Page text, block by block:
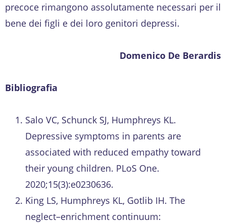
precoce rimangono assolutamente necessari per il
bene dei figli e dei loro genitori depressi.
Domenico De Berardis
Bibliografia
Salo VC, Schunck SJ, Humphreys KL.
Depressive symptoms in parents are
associated with reduced empathy toward
their young children. PLoS One.
2020;15(3):e0230636.
King LS, Humphreys KL, Gotlib IH. The
neglect–enrichment continuum: